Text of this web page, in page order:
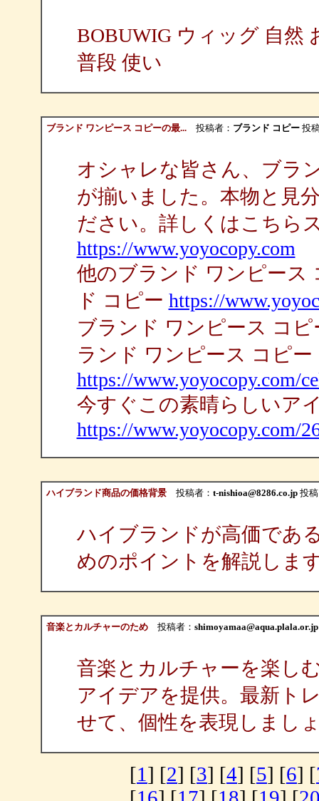
BOBUWIG ウィッグ 自然
普段 使い
ブランド ワンピース コピーの最...投稿者： ブランド コピー投
オシャレな皆さん、ブラ
が揃いました。本物と見
ださい。詳しくはこちら
https://www.yoyocopy.com
他のブランド ワンピース
ド コピー https://
ブランド ワンピース コ
ランド ワンピース コピー
https://www.yoyocopy.com/
今すぐこの素晴らしいア
https://www.yoyocopy.com/
ハイブランド商品の価格背景投稿者： t-nishioa@8286.co.jp投稿
ハイブランドが高価であ
めのポイントを解説しま
音楽とカルチャーのため投稿者： shimoyamaa@aqua.plala.or.jp
音楽とカルチャーを楽し
アイデアを提供。最新ト
せて、個性を表現しまし
[1 ] [2] [3] [4] [5] [6] [